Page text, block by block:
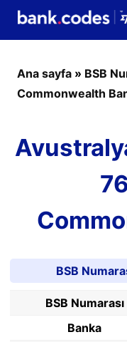
Ana sayfa » BSB
Commonwealth
BSB
BSB Numarası
Banka